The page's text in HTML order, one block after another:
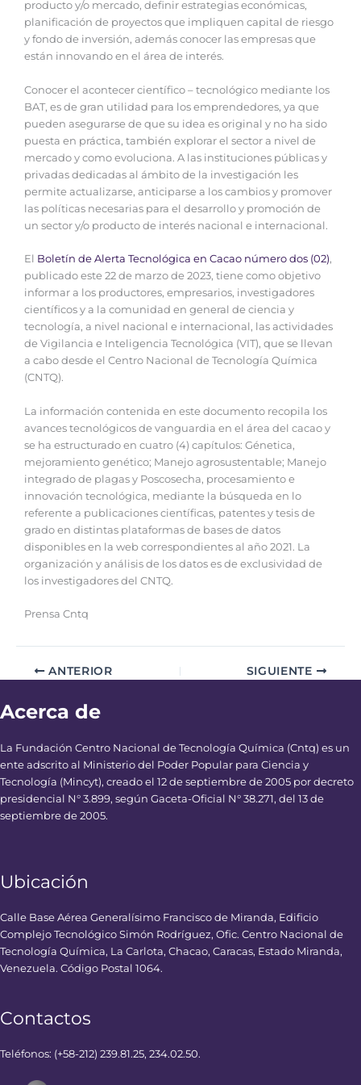
producto y/o mercado, definir estrategias económicas,
planificación de proyectos que impliquen capital de riesgo
y fondo de inversión, además conocer las empresas que
están innovando en el área de interés.
Conocer el acontecer científico – tecnológico mediante los
BAT, es de gran utilidad para los emprendedores, ya que
pueden asegurarse de que su idea es original y no ha sido
puesta en práctica, también explorar el sector a nivel de
mercado y como evoluciona. A las instituciones públicas y
privadas dedicadas al ámbito de la investigación les
permite actualizarse, anticiparse a los cambios y promover
las políticas necesarias para el desarrollo y promoción de
un sector y/o producto de interés nacional e internacional.
El Boletín de Alerta Tecnológica en Cacao número dos (02),
publicado este 22 de marzo de 2023, tiene como objetivo
informar a los productores, empresarios, investigadores
científicos y a la comunidad en general de ciencia y
tecnología, a nivel nacional e internacional, las actividades
de Vigilancia e Inteligencia Tecnológica (VIT), que se llevan
a cabo desde el Centro Nacional de Tecnología Química
(CNTQ).
La información contenida en este documento recopila los
avances tecnológicos de vanguardia en el área del cacao y
se ha estructurado en cuatro (4) capítulos: Génetica,
mejoramiento genético; Manejo agrosustentable; Manejo
integrado de plagas y Poscosecha, procesamiento e
innovación tecnológica, mediante la búsqueda en lo
referente a publicaciones científicas, patentes y tesis de
grado en distintas plataformas de bases de datos
disponibles en la web correspondientes al año 2021. La
organización y análisis de los datos es de exclusividad de
los investigadores del CNTQ.
Prensa Cntq
ANTERIOR SIGUIENTE
Acerca de
La Fundación Centro Nacional de Tecnología Química (Cntq) es un
ente adscrito al Ministerio del Poder Popular para Ciencia y
Tecnología (Mincyt), creado el 12 de septiembre de 2005 por decreto
presidencial N° 3.899, según Gaceta-Oficial N° 38.271, del 13 de
septiembre de 2005.
Ubicación
Calle Base Aérea Generalísimo Francisco de Miranda, Edificio
Complejo Tecnológico Simón Rodríguez, Ofic. Centro Nacional de
Tecnología Química, La Carlota, Chacao, Caracas, Estado Miranda,
Venezuela. Código Postal 1064.
Contactos
Teléfonos: (+58-212) 239.81.25, 234.02.50.